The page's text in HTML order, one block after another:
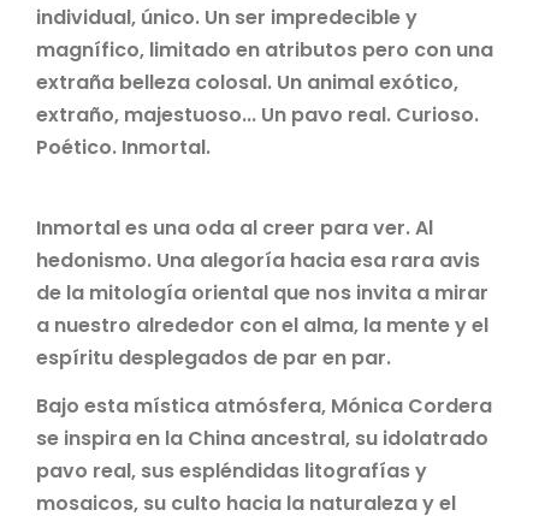
individual, único. Un ser impredecible y
magnífico, limitado en atributos pero con una
extraña belleza colosal. Un animal exótico,
extraño, majestuoso... Un pavo real. Curioso.
Poético. Inmortal.
Inmortal es una oda al creer para ver. Al
hedonismo. Una alegoría hacia esa rara avis
de la mitología oriental que nos invita a mirar
a nuestro alrededor con el alma, la mente y el
espíritu desplegados de par en par.
Bajo esta mística atmósfera, Mónica Cordera
se inspira en la China ancestral, su idolatrado
pavo real, sus espléndidas litografías y
mosaicos, su culto hacia la naturaleza y el